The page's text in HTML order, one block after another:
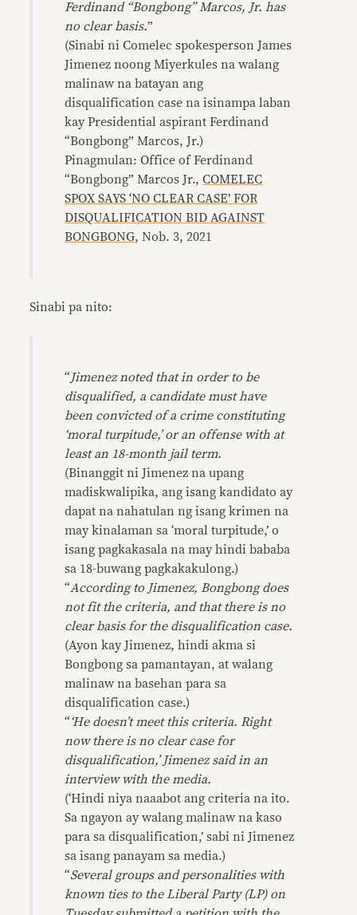
Ferdinand “Bongbong” Marcos, Jr. has
no clear basis.”
(Sinabi ni Comelec spokesperson James
Jimenez noong Miyerkules na walang
malinaw na batayan ang
disqualification case na isinampa laban
kay Presidential aspirant Ferdinand
“Bongbong” Marcos, Jr.)
Pinagmulan: Office of Ferdinand
“Bongbong” Marcos Jr.,COMELEC
SPOX SAYS ‘NO CLEAR CASE’ FOR
DISQUALIFICATION BID AGAINST
BONGBONG, Nob. 3, 2021
Sinabi pa nito:
“ Jimenez noted that in order to be
disqualified, a candidate must have
been convicted of a crime constituting
‘moral turpitude,’ or an offense with at
least an 18-month jail term.
(Binanggit ni Jimenez na upang
madiskwalipika, ang isang kandidato ay
dapat na nahatulan ng isang krimen na
may kinalaman sa ‘moral turpitude,’ o
isang pagkakasala na may hindi bababa
sa 18-buwang pagkakakulong.)
“According to Jimenez, Bongbong does
not fit the criteria, and that there is no
clear basis for the disqualification case.
(Ayon kay Jimenez, hindi akma si
Bongbong sa pamantayan, at walang
malinaw na basehan para sa
disqualification case.)
“‘He doesn’t meet this criteria. Right
now there is no clear case for
disqualification,’ Jimenez said in an
interview with the media.
(‘Hindi niya naaabot ang criteria na ito.
Sa ngayon ay walang malinaw na kaso
para sa disqualification,’ sabi ni Jimenez
sa isang panayam sa media.)
“Several groups and personalities with
known ties to the Liberal Party (LP) on